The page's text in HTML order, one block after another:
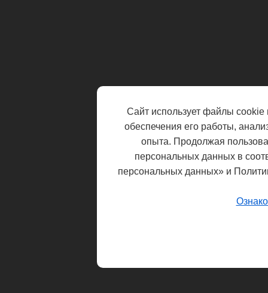
Сайт использует файлы cookie
обеспечения его работы,
опыта. Продолжая
персональных данных в
персональных данных» и